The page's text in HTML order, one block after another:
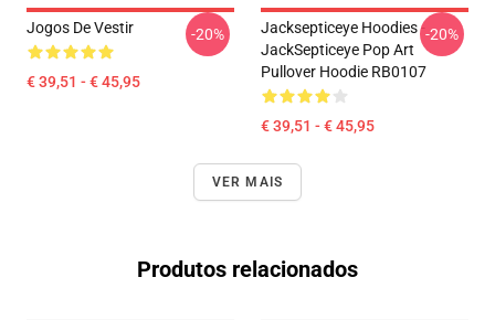
Jogos De Vestir
€ 39,51 - € 45,95
-20%
Jacksepticeye Hoodies -
JackSepticeye Pop Art
Pullover Hoodie RB0107
€ 39,51 - € 45,95
-20%
VER MAIS
Produtos relacionados